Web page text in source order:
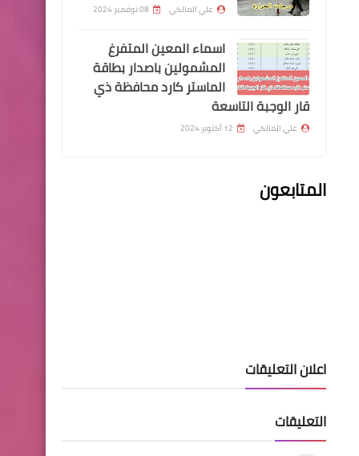
اسعار صرف الدولار في
الاسواق العراقية
الرواتب
اسعار صرف الدولار في
علي المالكي 08 نوفمبر 2024
اسماء المعين المتفرغ
المشمولين باصدار بطاقة
الماستر كارد محافظة ذي
قار الوجبة التاسعة
علي المالكي 12 أكتوبر 2024
المتابعون
اعلان التعليقات
التعليقات